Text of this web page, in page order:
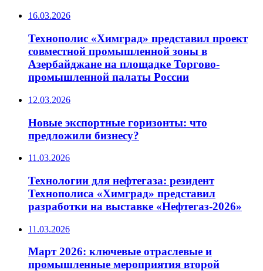
16.03.2026
Технополис «Химград» представил проект
совместной промышленной зоны в
Азербайджане на площадке Торгово-
промышленной палаты России
12.03.2026
Новые экспортные горизонты: что
предложили бизнесу?
11.03.2026
Технологии для нефтегаза: резидент
Технополиса «Химград» представил
разработки на выставке «Нефтегаз-2026»
11.03.2026
Март 2026: ключевые отраслевые и
промышленные мероприятия второй